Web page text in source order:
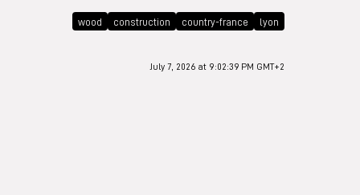
wood construction country-france lyon
July 7, 2026 at 9:02:39 PM GMT+2